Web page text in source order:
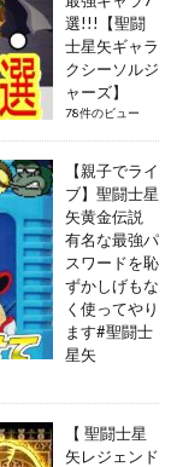
選!!!【聖闘
士星矢ギャラ
クシーソルジ
ャーズ】
78件のビュー
【親子でライ
ブ】聖闘士星
矢黄金伝説
有名な最強パ
スワードを恥
ずかしげもな
く使ってやり
ます#聖闘士
星矢
【 聖闘士星
矢レジェンド